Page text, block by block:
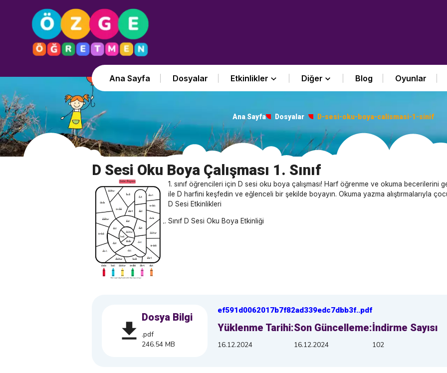
Ana Sayfa Dosyalar Etkinlikler Diğer Blog Oyunlar
Ana Sayfa Dosyalar D-sesi-oku-boya-calismasi-1-sinif
D Sesi Oku Boya Çalışması 1. Sınıf
1. sınıf öğrencileri için D sesi oku boya çalışması! Harf öğrenme ve okuma becerilerini
ile D harfini keşfedin ve eğlenceli bir şekilde boyayın. Okuma yazma alıştırmalarıyla
D Sesi Etkinlikleri
Sınıf D Sesi Oku Boya Etkinliği
Dosya Bilgi
.pdf
246.54 MB
ef591d0062017b7f82ad339edc7dbb3f..pdf
Yüklenme Tarihi:
16.12.2024
Son Güncelleme:
16.12.2024
İndirme Sayısı
102